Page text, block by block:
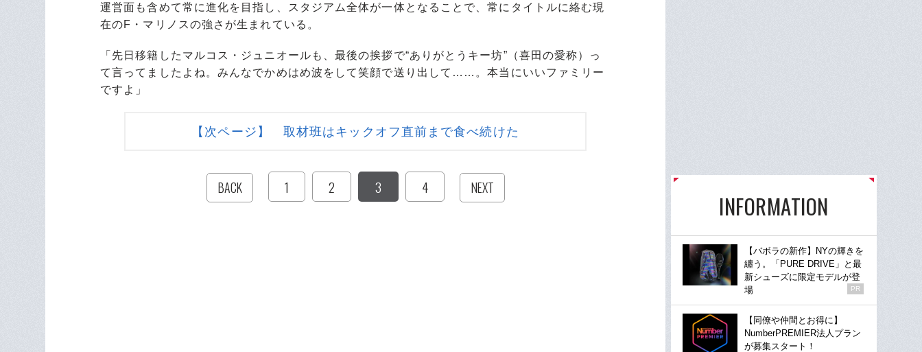
運営面も含めて常に進化を目指し、スタジアム全体が一体となることで、常にタイトルに絡む現
在のF・マリノスの強さが生まれている。
「先日移籍したマルコス・ジュニオールも、最後の挨拶で“ありがとうキー坊”（喜田の愛称）っ
て言ってましたよね。みんなでかめはめ波をして笑顔で送り出して……。本当にいいファミリー
ですよ」
【次ページ】 取材班はキックオフ直前まで食べ続けた
BACK 1 2 3 4 NEXT
INFORMATION
【バボラの新作】NYの輝きを
纏う。「PURE DRIVE」と最
新シューズに限定モデルが登
場
PR
【同僚や仲間とお得に】
NumberPREMIER法人プラン
が募集スタート！